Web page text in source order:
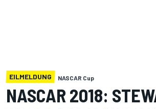
EILMELDUNG NASCAR Cup
NASCAR 2018: